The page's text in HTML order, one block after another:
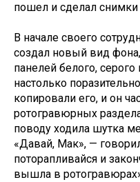
пошел и сделал
В начале своего
создал новый вид
панелей белого,
настолько
копировали его, и он
ротогравюрных
поводу ходила шутка
«Давай, Мак», —
поторапливайся и
вышла в